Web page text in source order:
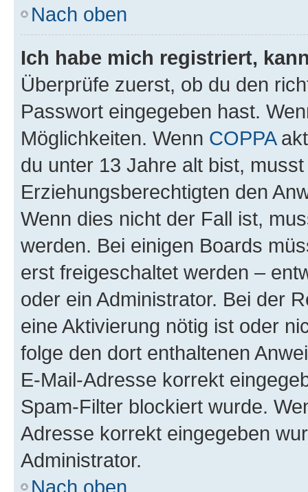
Nach oben
Ich habe mich registriert,
Überprüfe zuerst, ob du den
Passwort eingegeben hast.
Möglichkeiten. Wenn COPPA
du unter 13 Jahre alt bist,
Erziehungsberechtigten den
Wenn dies nicht der Fall ist,
werden. Bei einigen Boards
erst freigeschaltet werden –
oder ein Administrator. Bei der
eine Aktivierung nötig ist oder
folge den dort enthaltenen
E-Mail-Adresse korrekt
Spam-Filter blockiert wurde.
Adresse korrekt eingegeben
Administrator.
Nach oben